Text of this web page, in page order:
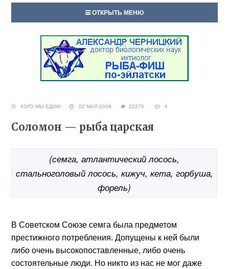
ОТКРЫТЬ МЕНЮ
КОГО МЫ ЕДИМ 02 МАЯ 2008 22276 4
Соломон — рыба царская
(семга, атлантический лосось,
стальноголовый лосось, кижуч, кета, горбуша,
форель)
В Советском Союзе семга была предметом
престижного потребления. Допущены к ней были
либо очень высокопоставленные, либо очень
состоятельные люди. Но никто из нас не мог даже